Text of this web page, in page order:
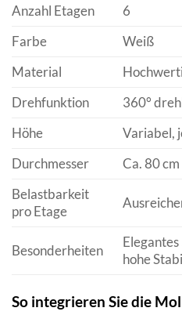
Anzahl Etagen
6
Farbe
Weiß
Material
Drehfunktion
360°
Höhe
Variabel,
Durchmesser
Ca. 80 cm
Belastbarkeit
pro Etage
Besonderheiten
hohe
So integrieren Sie die